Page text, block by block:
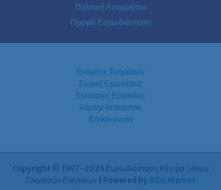
Πολιτική Απορρήτου
Προφίλ Ευρωδιάσταση
Ενάρξεις Τμημάτων
Συχνές Ερωτήσεις
Ευκαιρίες Εργασίας
Χάρτης Ιστότοπου
Επικοινωνία
Copyright © 1997-2026 Eυρωδιάσταση Κέντρα Ξένων
Γλωσσών Ενηλίκων | Powered by AlterMarket